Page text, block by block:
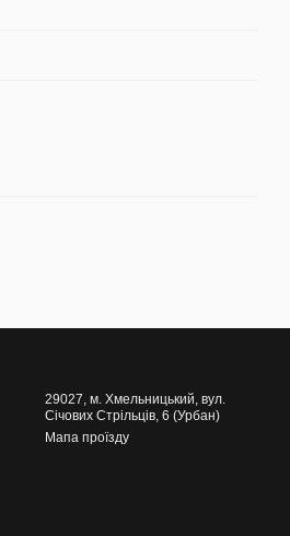
29027, м. Хмельницький, вул.
Січових Стрільців, 6 (Урбан)
Мапа проїзду